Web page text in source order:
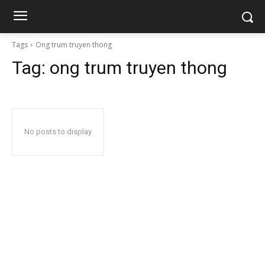
Tags Ong trum truyen thong
Tag: ong trum truyen thong
No posts to display